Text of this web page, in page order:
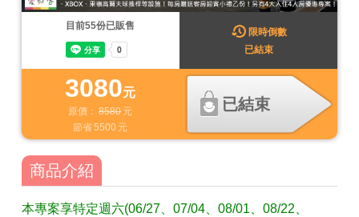
3080元
原價： 8580元
節省5500 元
已結束
目前55份已販售
限時倒數
已結束
商品介紹
本專案享特定週六(06/27、07/04、08/01、08/22、